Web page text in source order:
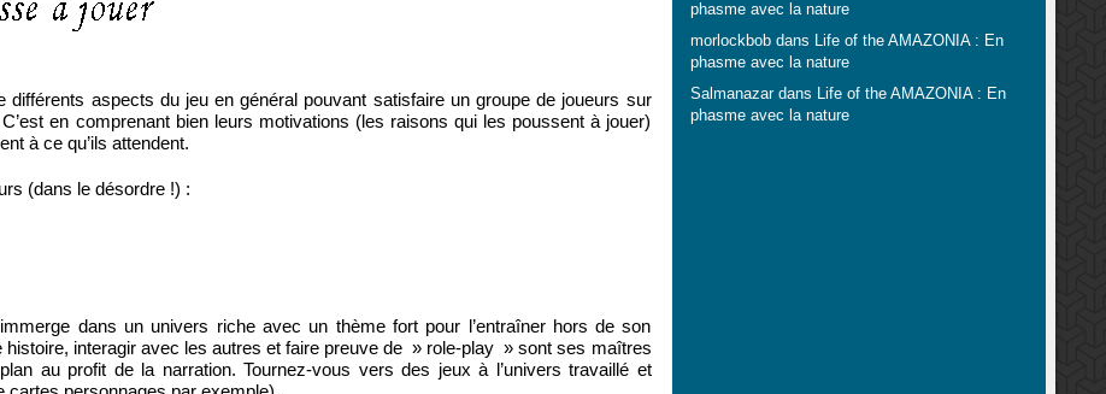
différents aspects du jeu en général pouvant satisfaire un groupe de joueurs sur
en comprenant bien leurs motivations (les raisons qui les poussent à jouer)
à ce qu’ils attendent.
(dans le désordre !) :
dans un univers riche avec un thème fort pour l’entraîner hors de son
histoire, interagir avec les autres et faire preuve de » role-play » sont ses maîtres
au profit de la narration. Tournez-vous vers des jeux à l’univers travaillé et
phasme avec la nature
morlockbobdans Life of the AMAZONIA : En
phasme avec la nature
Salmanazardans Life of the AMAZONIA : En
phasme avec la nature